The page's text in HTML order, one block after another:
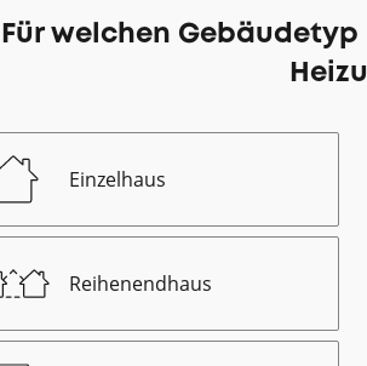
Für welchen
Einzelhaus
Reihenendhaus